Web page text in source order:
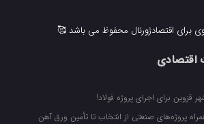
برای اقتصادژورنال محفوظ می باشد 🥰
اقتصادی
قزوین برای اجرای پروژه فولاد!
همراه پروژه‌های صنعتی از انتخاب تا تأمین ورق آهن